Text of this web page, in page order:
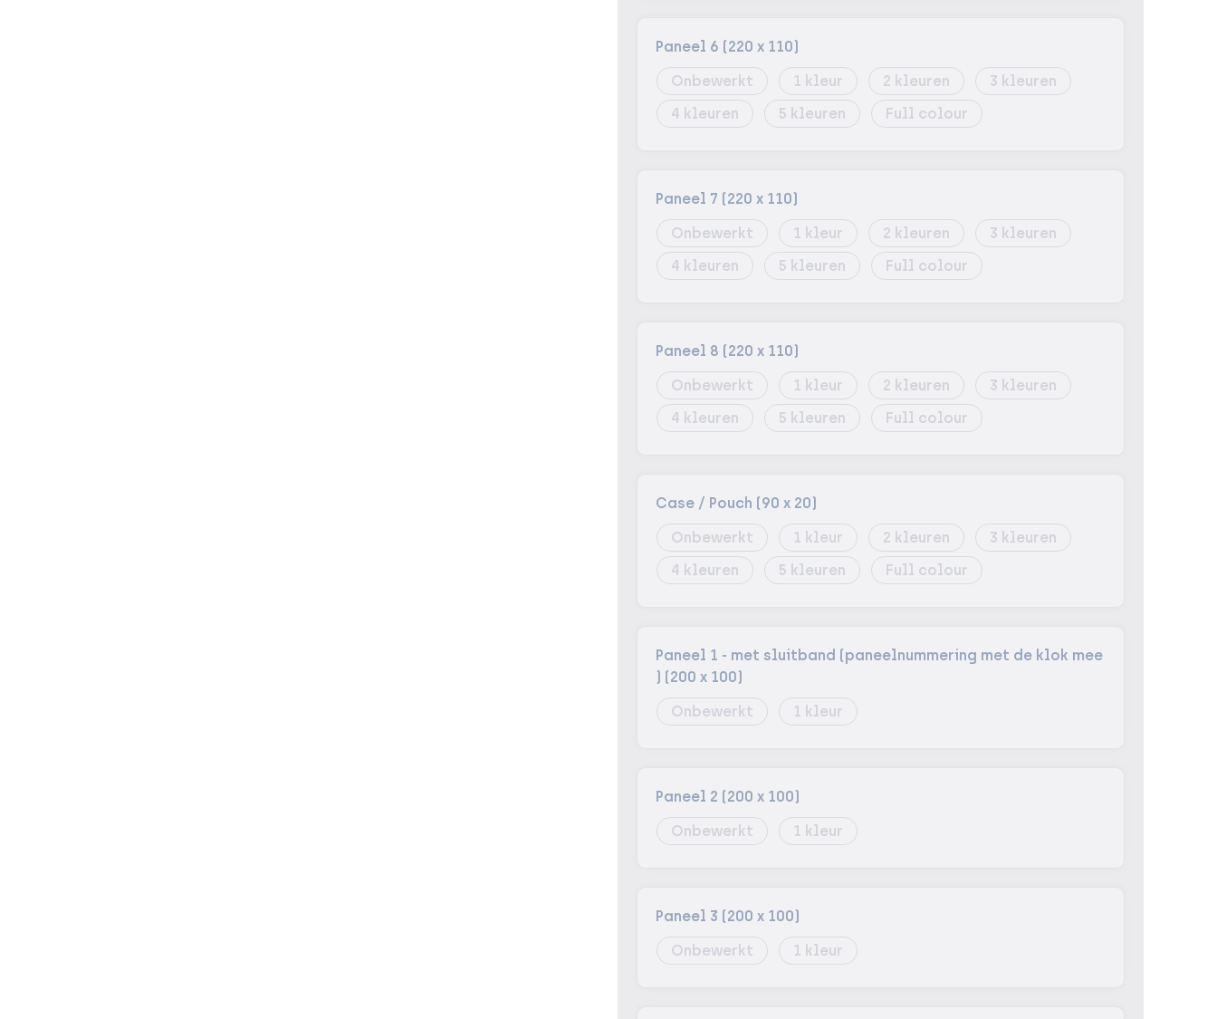
Paneel 6 (220 x 110)
Onbewerkt
1 2
3
4
5 Full colour
Paneel 7 (220 x 110)
Onbewerkt
1 2
3
4
5 Full colour
Paneel 8 (220 x 110)
Onbewerkt
1 2
3
4
5 Full colour
Case / Pouch (90 x 20)
Onbewerkt
1 2
3
4
5 Full colour
Paneel 1 - met sluitband (paneelnummering met de klok mee
) (200 x 100)
Onbewerkt
1
Paneel 2 (200 x 100)
Onbewerkt
1
Paneel 3 (200 x 100)
Onbewerkt
1